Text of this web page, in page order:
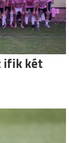
ifik két